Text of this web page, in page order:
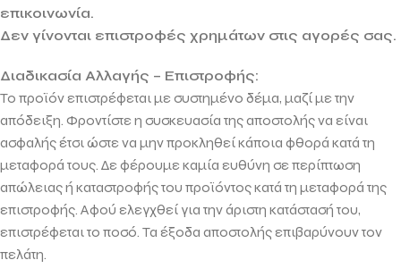
επικοινωνία.
Δεν γίνονται επιστροφές χρημάτων στις αγορές σας.
Διαδικασία Αλλαγής – Επιστροφής:
Το προϊόν επιστρέφεται με συστημένο δέμα, μαζί με την
απόδειξη. Φροντίστε η συσκευασία της αποστολής να είναι
ασφαλής έτσι ώστε να μην προκληθεί κάποια φθορά κατά τη
μεταφορά τους. Δε φέρουμε καμία ευθύνη σε περίπτωση
απώλειας ή καταστροφής του προϊόντος κατά τη μεταφορά της
επιστροφής. Αφού ελεγχθεί για την άριστη κατάστασή του,
επιστρέφεται το ποσό. Τα έξοδα αποστολής επιβαρύνουν τον
πελάτη.